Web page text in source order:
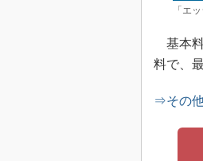
「エ
基本料
料で、
⇒その